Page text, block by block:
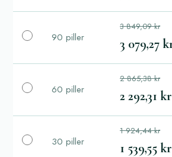
90 piller
3 849,09 kr
3 079,27
60 piller
2 865,38 kr
2 292,31 kr
30 piller
1 924,44 kr
1 539,55 kr